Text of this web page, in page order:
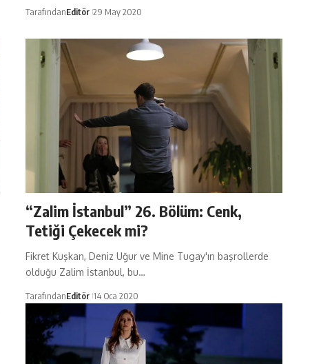
TarafındanEditör 29 May 2020
“Zalim İstanbul” 26. Bölüm: Cenk,
Tetiği Çekecek mi?
Fikret Kuşkan, Deniz Uğur ve Mine Tugay'ın başrollerde
olduğu Zalim İstanbul, bu…
TarafındanEditör 14 Oca 2020